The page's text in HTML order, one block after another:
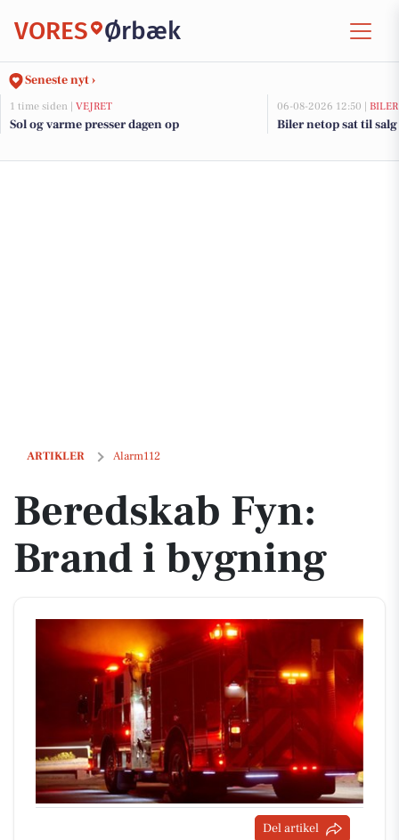
VORES Ørbæk
Seneste nyt ›
1 time siden | VEJRET
Sol og varme presser dagen op
06-08-2026 12:50 | BILER
Biler netop sat til
ARTIKLER Alarm112
Beredskab Fyn: Brand i bygning
Beredskab Fyn:
Brand i bygning
Del artikel